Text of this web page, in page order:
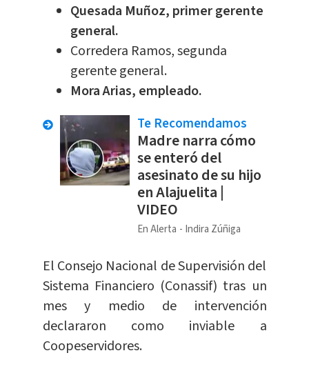
Quesada Muñoz, primer gerente
general.
Corredera Ramos, segunda
gerente general.
Mora Arias, empleado.
Te Recomendamos
Madre narra cómo
se enteró del
asesinato de su hijo
en Alajuelita |
VIDEO
En Alerta Indira Zúñiga
El Consejo Nacional de Supervisión del
Sistema Financiero (Conassif) tras un
mes y medio de intervención
declararon como inviable a
Coopeservidores.